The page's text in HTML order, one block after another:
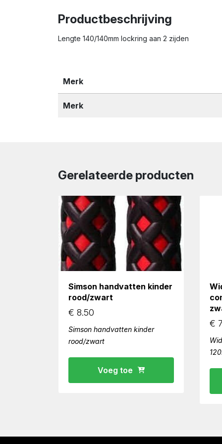
Productbeschrijving
Lengte 140/140mm lockring aan 2 zijden
Merk
Merk
Gerelateerde producten
Simson handvatten kinder
rood/zwart
€ 8.50
Simson handvatten kinder
rood/zwart
Voeg toe
€